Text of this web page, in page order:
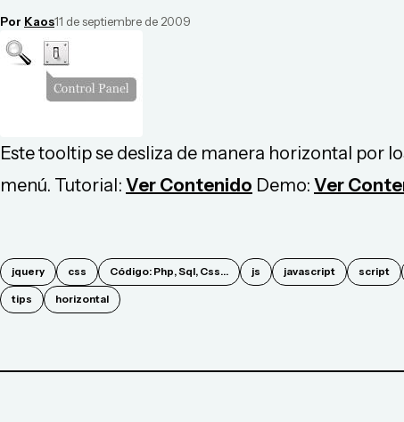
Por Kaos11 de septiembre de 2009
Este tooltip se desliza de manera horizontal por
menú. Tutorial: Ver Contenido Demo: Ver
jquery css Código: Php, Sql, Css... js javascript script
tips horizontal